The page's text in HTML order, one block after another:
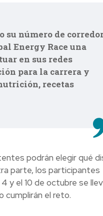
número de
Energy Race una
en sus redes
para la carrera y
recetas
podrán elegir qué
parte, los participantes
y el 10 de octubre se
cumplirán el reto.